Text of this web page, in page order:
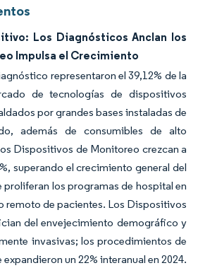
Los Diagnósticos Anclan los
Impulsa el Crecimiento
representaron el 39,12% de la
de tecnologías de dispositivos
por grandes bases instaladas de
además de consumibles de alto
Dispositivos de Monitoreo crezcan a
superando el crecimiento general del
los programas de hospital en
remoto de pacientes. Los Dispositivos
del envejecimiento demográfico y
invasivas; los procedimientos de
un 22% interanual en 2024.